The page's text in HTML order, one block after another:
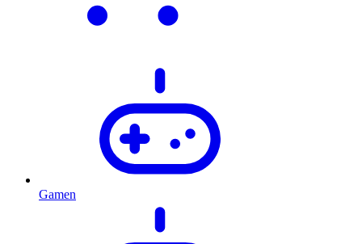
Gamen